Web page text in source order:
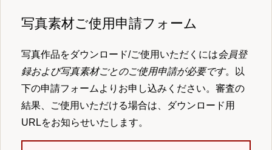
写真素材ご使用申請フォーム
写真作品をダウンロード/ご使用いただくには会員登
録および写真素材ごとのご使用申請が必要です。以
下の申請フォームよりお申し込みください。審査の
結果、ご使用いただける場合は、ダウンロード用
URLをお知らせいたします。